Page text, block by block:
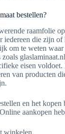
bestellen?
raamfolie
iedereen die zijn
om te weten
eisen
van producten
en het
aankopen
winkelen.